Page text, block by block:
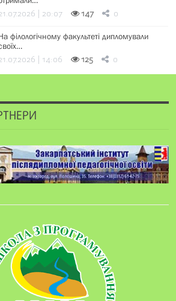
| 20:07 147 0
філологічному факультеті дипломували
| 14:06 125 0